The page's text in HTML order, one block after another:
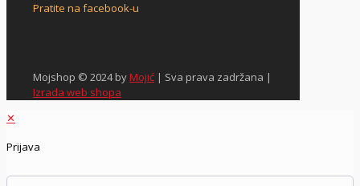
Pratite na facebook-u
Mojshop © 2024 byMojić | Sva prava zadržana |
Izrada web shopa
✕
Prijava